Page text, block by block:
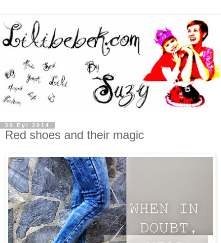
30 Eyl 2014
Red shoes and their magic